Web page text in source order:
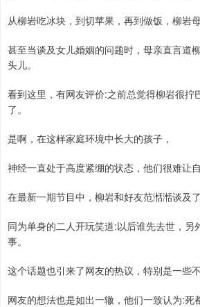
从柳岩吃冰块，到切苹果，再到做饭，柳岩
甚至当谈及女儿婚姻的问题时，母亲直言道
头儿。
看到这里，有网友评价:之前总觉得柳岩很拧
了。
是啊，在这样家庭环境中长大的孩子，
神经一直处于高度紧绷的状态，他们很难让自
在最新一期节目中，柳岩和好友范湉湉谈及了
同为单身的二人开玩笑道:以后谁先去世，另
事。
这个话题也引来了网友的热议，特别是一些
网友的想法也是如出一辙，他们一致认为:死